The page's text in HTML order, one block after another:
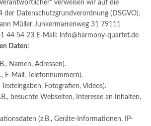
verweisen wir auf die
der Datenschutzgrundverordnung (DSGVO).
Müller Junkermattenweg 31 79111
44 54 23 E-Mail: info@harmony-quartet.de
Daten:
Namen, Adressen).
E-Mail, Telefonnummern).
Texteingaben, Fotografien, Videos).
besuchte Webseiten, Interesse an Inhalten,
(z.B., Geräte-Informationen, IP-